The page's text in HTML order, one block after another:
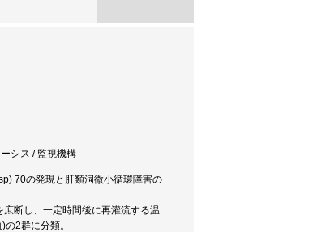
シス / 監視機構
70の発現と肝類洞微小循環障害の
断し、一定時間後に再灌流する温
2群に分類。